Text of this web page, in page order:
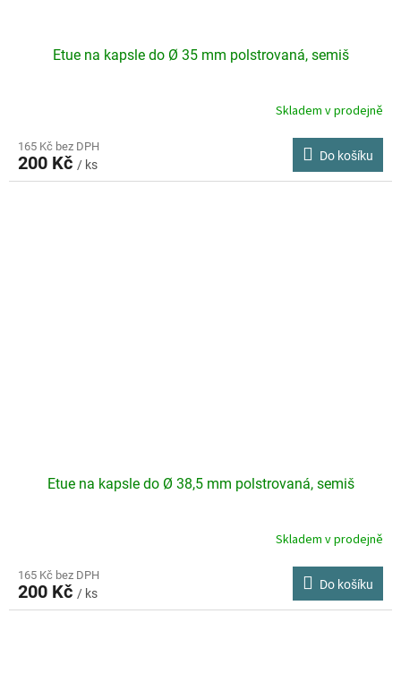
Etue na kapsle do Ø 35 mm polstrovaná, semiš
Skladem v prodejně
165 Kč bez DPH
200 Kč / ks
Do košíku
Etue na kapsle do Ø 38,5 mm polstrovaná, semiš
Skladem v prodejně
165 Kč bez DPH
200 Kč / ks
Do košíku